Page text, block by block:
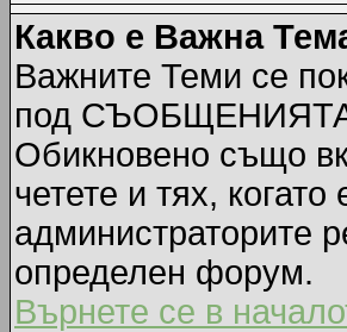
Какво е Важна
Важните Теми се
под СЪОБЩЕНИЯТА
Обикновено също
четете и тях,
администраторите
определен форум.
Върнете се в